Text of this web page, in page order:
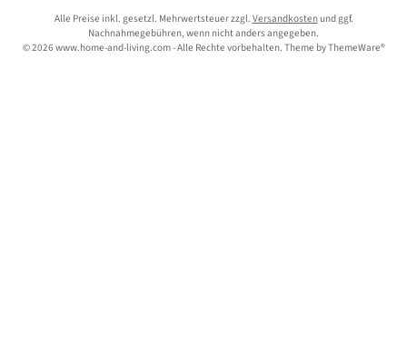
Alle Preise inkl. gesetzl. Mehrwertsteuer zzgl. Versandkostenund ggf.
Nachnahmegebühren, wenn nicht anders angegeben.
© 2026 www.home-and-living.com - Alle Rechte vorbehalten. Theme byThemeWare®